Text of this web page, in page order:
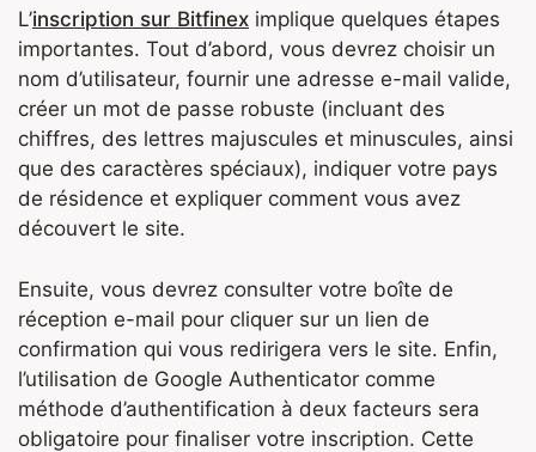
L’inscription sur Bitfinex implique quelques étapes
importantes. Tout d’abord, vous devrez choisir un
nom d’utilisateur, fournir une adresse e-mail valide,
créer un mot de passe robuste (incluant des
chiffres, des lettres majuscules et minuscules, ainsi
que des caractères spéciaux), indiquer votre pays
de résidence et expliquer comment vous avez
découvert le site.
Ensuite, vous devrez consulter votre boîte de
réception e-mail pour cliquer sur un lien de
confirmation qui vous redirigera vers le site. Enfin,
l’utilisation de Google Authenticator comme
méthode d’authentification à deux facteurs sera
obligatoire pour finaliser votre inscription. Cette